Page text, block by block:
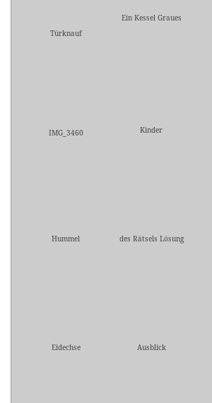
Türknauf
Ein Kessel Graues
IMG_3460 Kinder
Hummel des Rätsels Lösung
Eidechse
Ausblick